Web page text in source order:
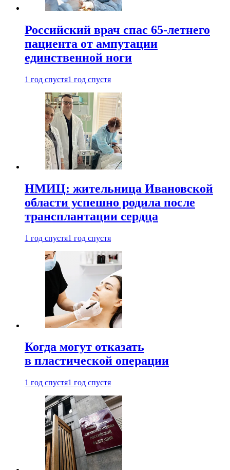
Российский врач спас 65-летнего
пациента от ампутации
единственной ноги
1 год спустя1 год спустя
НМИЦ: жительница Ивановской
области успешно родила после
трансплантации сердца
1 год спустя1 год спустя
Когда могут отказать
в пластической операции
1 год спустя1 год спустя